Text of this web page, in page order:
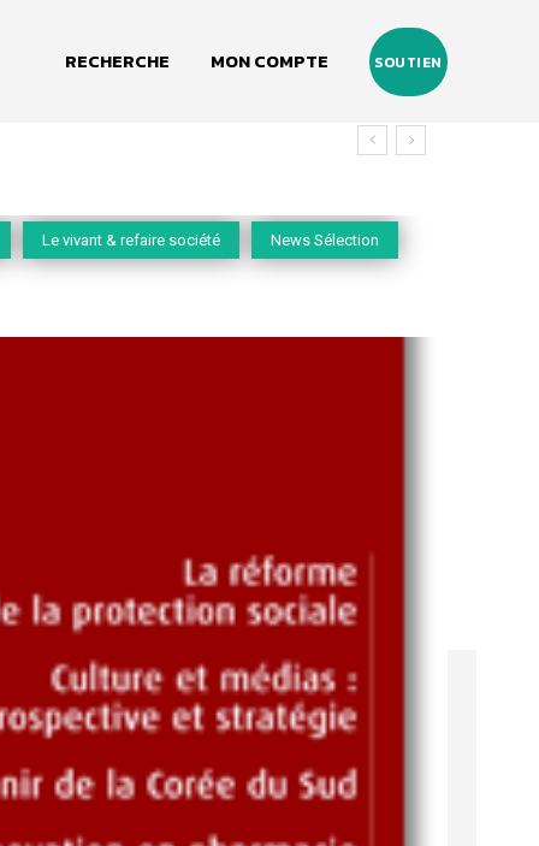
RECHERCHE MON COMPTE SOUTIEN
Le vivant & refaire société News Sélection